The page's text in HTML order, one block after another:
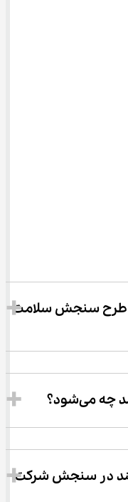
طرح سنجش سلامت
خارجی هم می‌توانند در سنجش شرکت